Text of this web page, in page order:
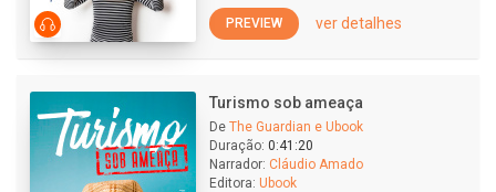
PREVIEW ver detalhes
Turismo sob ameaça
De The Guardian e Ubook
Duração: 0:41:20
Narrador: Cláudio Amado
Editora: Ubook